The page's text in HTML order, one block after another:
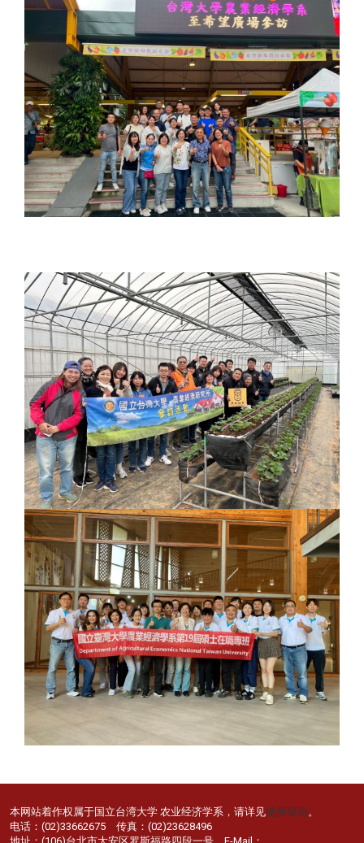
本网站着作权属于国立台湾大学 农业经济学系，请详见使用规则 。
电话：(02)33662675 传真：(02)23628496